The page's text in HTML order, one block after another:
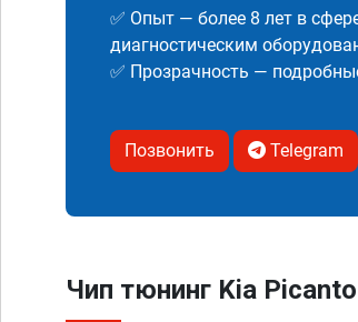
✅ Опыт — более 8 лет в
диагностическим
✅ Прозрачность —
Позвонить Telegram
Чип тюнинг Kia